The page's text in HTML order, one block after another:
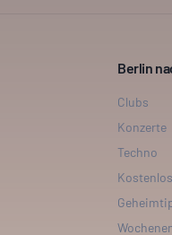
Berlin
Clubs
Konzerte
Techno
Kostenlos